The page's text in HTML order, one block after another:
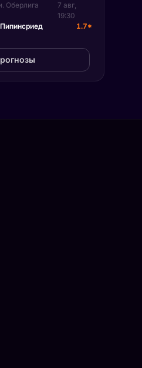
Оберлига
7 авг,
19:30
Пипинсриед 1.7*